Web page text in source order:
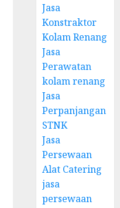
Jasa
Konstraktor
Kolam Renang
Jasa
Perawatan
kolam renang
Jasa
Perpanjangan
STNK
Jasa
Persewaan
Alat Catering
jasa
persewaan